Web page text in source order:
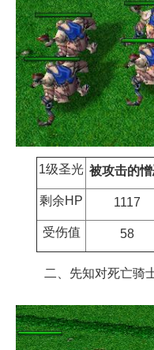
1级圣光 被攻击的
剩余HP 1117
受伤值 58
二、先知对死亡骑